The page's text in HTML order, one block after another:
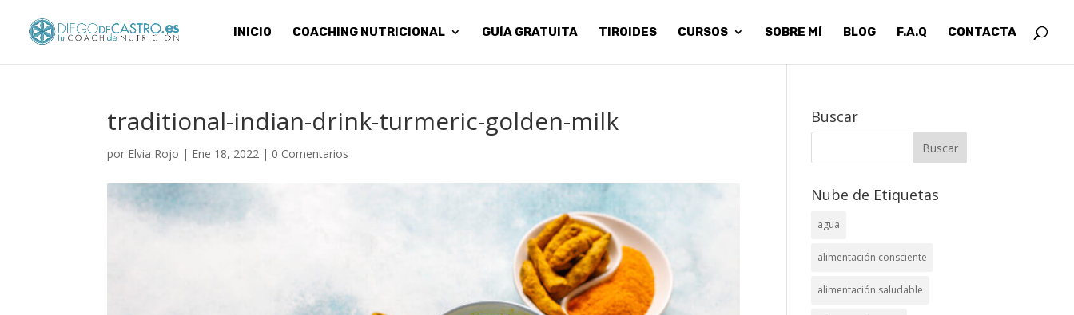
INICIO COACHING NUTRICIONAL GUÍA GRATUITA TIROIDES CURSOS SOBRE MÍ BLOG F.A.Q CONTACTA
traditional-indian-drink-turmeric-golden-milk
por Elvia Rojo | Ene 18, 2022 | 0 Comentarios
Buscar
Nube de Etiquetas
agua
alimentación consciente
alimentación saludable